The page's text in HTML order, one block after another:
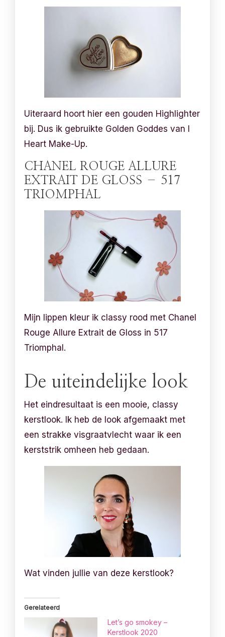
Uiteraard hoort hier een gouden Highlighter
bij. Dus ik gebruikte Golden Goddes van I
Heart Make-Up.
CHANEL ROUGE ALLURE
EXTRAIT DE GLOSS – 517
TRIOMPHAL
Mijn lippen kleur ik classy rood met Chanel
Rouge Allure Extrait de Gloss in 517
Triomphal.
De uiteindelijke look
Het eindresultaat is een mooie, classy
kerstlook. Ik heb de look afgemaakt met
een strakke visgraatvlecht waar ik een
kerststrik omheen heb gedaan.
Wat vinden jullie van deze kerstlook?
Gerelateerd
Let’s go smokey –
Kerstlook 2020